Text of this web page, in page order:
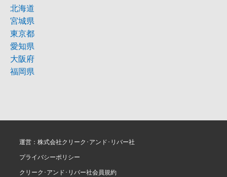
北海道
宮城県
東京都
愛知県
大阪府
福岡県
運営：株式会社クリーク･アンド･リバー社
プライバシーポリシー
クリーク･アンド･リバー社会員規約